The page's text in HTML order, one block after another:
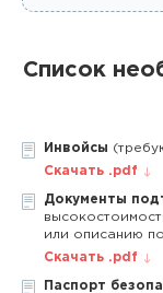
Список
Инвойсы
Скачать .pdf
Документы
или описанию
Скачать .pdf
Паспорт